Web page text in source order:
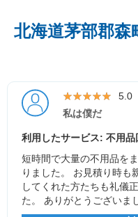
北海道茅部郡森
★★★★★
★★★★★ 5.0
私は僕だ
利用したサービス: 不用品
短時間で大量の不用品を
りました。 お見積り時も
してくれた方たちも礼儀
た。 ありがとうございま